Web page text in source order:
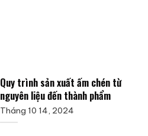
Quy trình sản xuất ấm chén từ
nguyên liệu đến thành phẩm
Tháng 10 14, 2024